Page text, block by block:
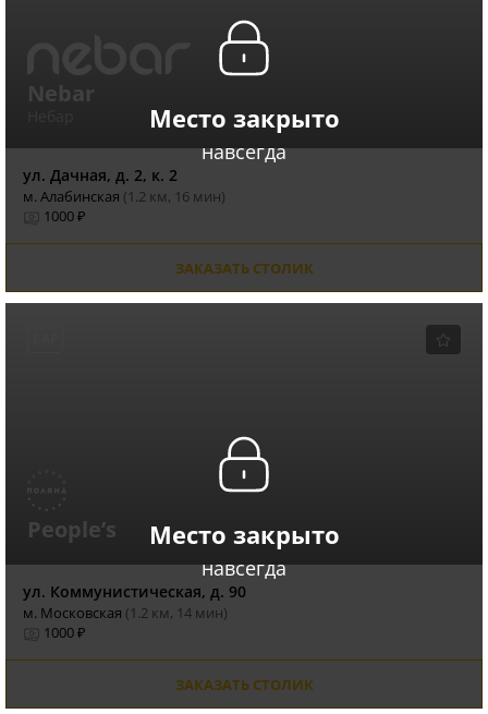
Место закрыто
навсегда
Nebar
ул. Дачная, д. 2, к. 2
м. Алабинская (1.2 км, 16 мин)
1000 ₽
ЗАКАЗАТЬ СТОЛИК
Место закрыто
навсегда
People’s
ул. Коммунистическая, д. 90
м. Московская (1.2 км, 14 мин)
1000 ₽
ЗАКАЗАТЬ СТОЛИК